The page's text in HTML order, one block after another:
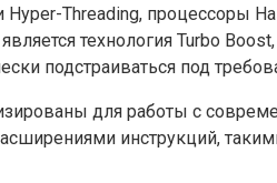
Threading,
технология Turbo
подстраиваться под
для работы с
инструкций,